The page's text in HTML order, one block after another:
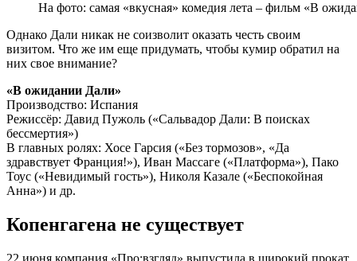
На фото: самая «вкусная» комедия лета – фильм «В
Однако Дали никак не соизволит оказать честь своим
визитом. Что же им еще придумать, чтобы кумир обратил на
них свое внимание?
«В ожидании Дали»
Производство: Испания
Режиссёр: Давид Пужоль («Сальвадор Дали: В поисках
бессмертия»)
В главных ролях: Хосе Гарсия («Без тормозов», «Да
здравствует Франция!»), Иван Массаге («Платформа»), Пако
Тоус («Невидимый гость»), Николя Казале («Беспокойная
Анна») и др.
Копенгагена не существует
22 июня компания «Про:взгляд» выпустила в широкий прокат